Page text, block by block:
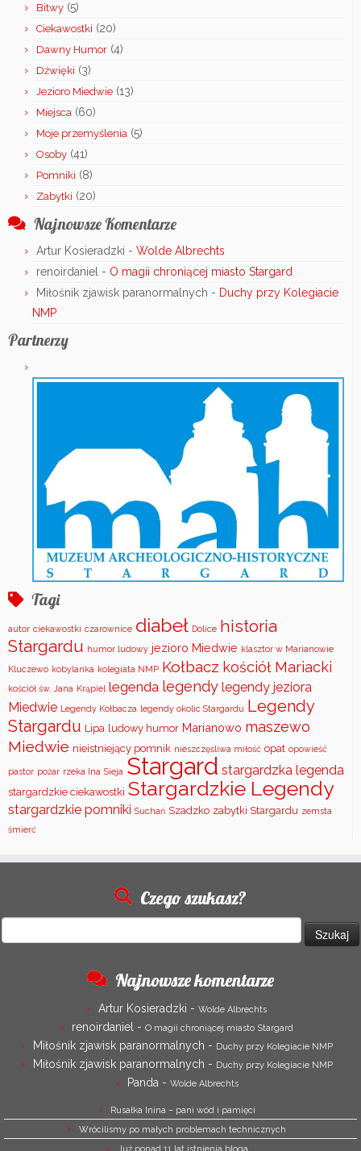
Bitwy (5)
Ciekawostki (20)
Dawny Humor (4)
Dźwięki (3)
Jezioro Miedwie (13)
Miejsca (60)
Moje przemyślenia (5)
Osoby (41)
Pomniki (8)
Zabytki (20)
Najnowsze Komentarze
Artur Kosieradzki - Wolde Albrechts
renoirdaniel - O magii chroniącej miasto Stargard
Miłośnik zjawisk paranormalnych - Duchy przy Kolegiacie
NMP
Partnerzy
Tagi
autor ciekawostki czarownice diabeł Dolice historia
Stargardu humor ludowy jezioro Miedwie klasztor w Marianowie
Kluczewo kobylanka kolegiata NMP Kołbacz kościół Mariacki
kościół św. Jana Krąpiel legenda legendy legendy jeziora
Miedwie Legendy Kołbacza legendy okolic Stargardu Legendy
Stargardu Lipa ludowy humor Marianowo maszewo
Miedwie nieistniejący pomnik nieszczęśliwa miłość opat opowieść
pastor pożar rzeka Ina Sieja Stargard stargardzka legenda
stargardzkie ciekawostki Stargardzkie Legendy
stargardzkie pomniki Suchań Szadzko zabytki Stargardu zemsta
śmierć
Czego szukasz?
Najnowsze komentarze
Artur Kosieradzki - Wolde Albrechts
renoirdaniel - O magii chroniącej miasto Stargard
Miłośnik zjawisk paranormalnych - Duchy przy Kolegiacie NMP
Miłośnik zjawisk paranormalnych - Duchy przy Kolegiacie NMP
Panda - Wolde Albrechts
Rusałka Inina – pani wód i pamięci
Wrócilismy po małych problemach technicznych
Już ponad 11 lat istnienia bloga